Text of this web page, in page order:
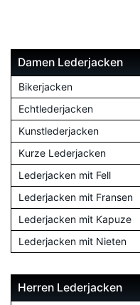
Damen Lederjacken
Bikerjacken
Echtlederjacken
Kunstlederjacken
Kurze Lederjacken
Lederjacken mit Fell
Lederjacken mit Fransen
Lederjacken mit Kapuze
Lederjacken mit Nieten
Herren Lederjacken